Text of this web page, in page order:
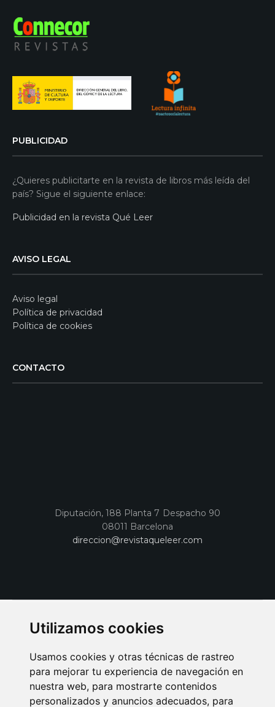
Utilizamos cookies
Usamos cookies y otras técnicas de rastreo
para mejorar tu experiencia de navegación en
nuestra web, para mostrarte contenidos
personalizados y anuncios adecuados, para
PUBLICIDAD
¿Quieres publicitarte en la revista de libros más leída del
país? Sigue el siguiente enlace:
Publicidad en la revista Qué Leer
AVISO LEGAL
Aviso legal
Política de privacidad
Política de cookies
CONTACTO
Diputación, 188 Planta 7 Despacho 90
08011 Barcelona
direccion@revistaqueleer.com